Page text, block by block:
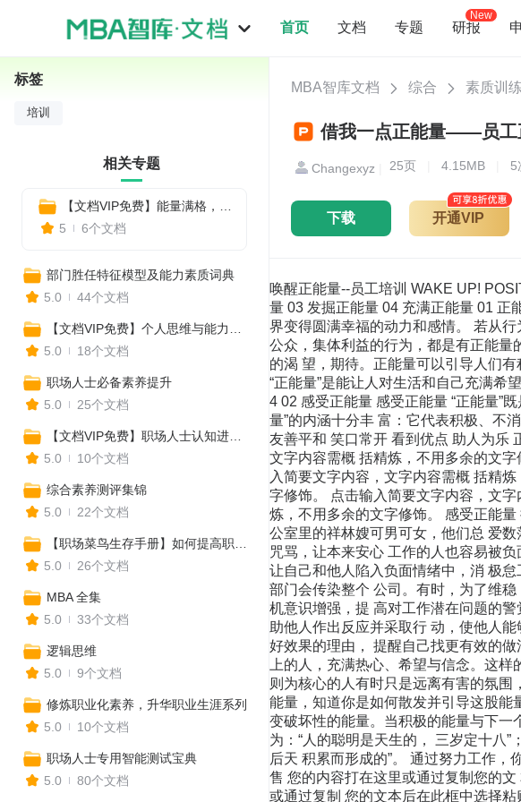
首页 文档 专题 研报
New
MBA智库文档 综合 素质训练
借我一点正能量——员工
Changexyz 25页 4.15MB 5
下载 开通VIP
唤醒正能量--员工培训 WAKE UP!
量 03 发掘正能量 04 充满正能量 01 正
界变得圆满幸福的动力和感情。 若从
公众，集体利益的行为，都是有正能量
的渴 望，期待。正能量可以引导人们
“正能量”是能让人对生活和自己充满希
4 02 感受正能量 感受正能量 “正能量”
量”的内涵十分丰 富：它代表积极、不
友善平和 笑口常开 看到优点 助人为乐
文字内容需概 括精炼，不用多余的文
入简要文字内容，文字内容需概 括精
字修饰。 点击输入简要文字内容，文
炼，不用多余的文字修饰。 感受正能
公室里的祥林嫂可男可女，他们总 爱
咒骂，让本来安心 工作的人也容易被
让自己和他人陷入负面情绪中，消 极
部门会传染整个 公司。有时，为了维
机意识增强，提 高对工作潜在问题的
助他人作出反应并采取行 动，使他人
好效果的理由， 提醒自己找更有效的
上的人，充满热心、希望与信念。这
则为核心的人有时只是远离有害的氛
能量，知道你是如何散发并引导这股能
变破坏性的能量。当积极的能量与下一
为：“人的聪明是天生的， 三岁定十八
后天 积累而形成的”。 通过努力工作
售 您的内容打在这里或通过复制您的
或通过复制 您的文本后在此框中选择
标签
培训
相关专题
5
6个文档
部门胜任特征模型及能力素质词典
5.0
44个文档
5.0
18个文档
职场人士必备素养提升
5.0
25个文档
5.0
10个文档
综合素养测评集锦
5.0
22个文档
5.0
26个文档
MBA 全集
5.0
33个文档
逻辑思维
5.0
9个文档
修炼职业化素养，升华职业生涯系列
5.0
10个文档
职场人士专用智能测试宝典
5.0
80个文档